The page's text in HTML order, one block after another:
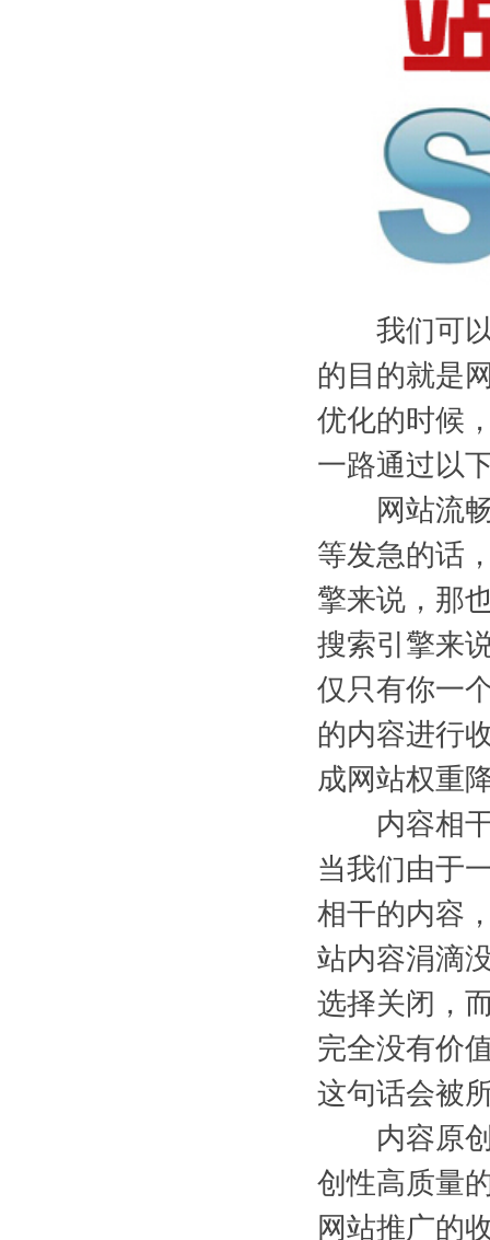
我们可以
的目的就是
优化的时候
一路通过以
网站流畅
等发急的话
擎来说，那
搜索引擎来
仅只有你一
的内容进行
成网站权重
内容相干
当我们由于
相干的内容
站内容涓滴
选择关闭，
完全没有价
这句话会被
内容原创
创性高质量
网站推广的